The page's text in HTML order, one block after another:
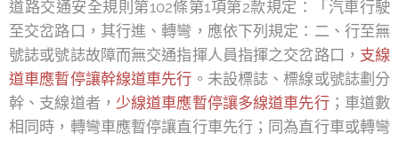
道路交通安全規則第102條第1項第2款規定：「汽車行駛
至交岔路口，其行進、轉彎，應依下列規定：二、行至無
號誌或號誌故障而無交通指揮人員指揮之交岔路口， 支線
道車應暫停讓幹線道車先行 。未設標誌、標線或號誌劃分
幹、支線道者， 少線道車應暫停讓多線道車先行；車道數
相同時，轉彎車應暫停讓直行車先行；同為直行車或轉彎